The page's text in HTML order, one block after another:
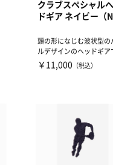
クラブスペシャル
ドギア ネイビー（
頭の形になじむ波状型の
ルデザインのヘッドギア
す。 あごストラップはフィ
￥11,000 （税込）